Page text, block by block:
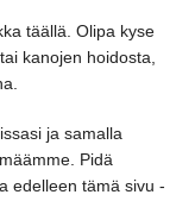
täällä. Olipa kyse
kanojen hoidosta,
ja samalla
Pidä
edelleen tämä sivu -